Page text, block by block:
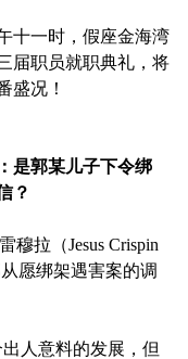
十一时，假座金海湾
届职员就职典礼，将
盛况！
是郭某儿子下令绑
？
穆拉（Jesus Crispin
愿绑架遇害案的调
人意料的发展，但